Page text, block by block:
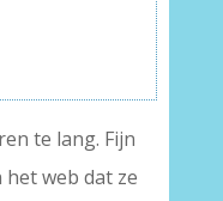
te lang. Fijn
web dat ze